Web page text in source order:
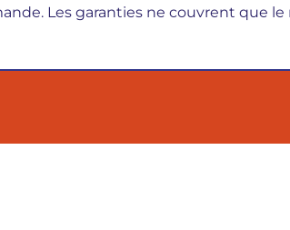
Les garanties ne couvrent que